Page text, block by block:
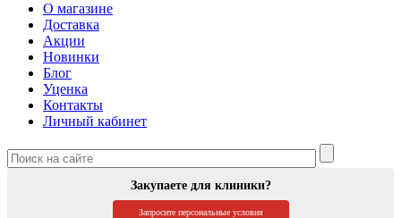
О магазине
Доставка
Акции
Новинки
Блог
Уценка
Контакты
Личный кабинет
Закупаете для клиники?
Запросите персональные условия